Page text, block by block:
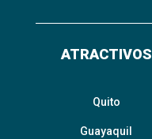
ATRACTIVOS
Quito
Guayaquil